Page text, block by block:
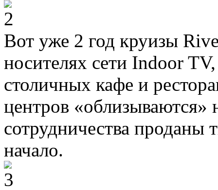
Вот уже 2 год круизы
носителях сети Indoor
столичных кафе и
центров «облизываются»
сотрудничества проданы
начало.